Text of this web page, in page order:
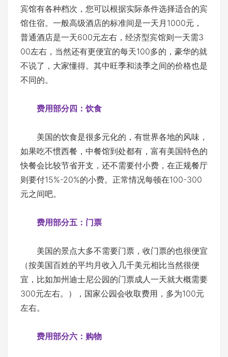
宾馆有各种档次，您可以根据实际条件选择适合的宾
馆住宿。一般高级酒店的标准间是一天月1000元，
普通酒店是一天600元左右，经济型宾馆则一天需3
00左右，当然还有更便宜的每天100多的，豪华的就
不说了，大家懂得。其中旺季和淡季之间的价格也是
不同的。
费用部分四：饮食
美国的饮食是很多元化的，有世界各地的风味，
如果吃不惯西餐，中餐馆到处都有，富有美国特色的
快餐会比较节省开支，还不需要付小费，在正规餐厅
则要付15%-20%的小费。正常情况每顿在100-300
元之间吧。
费用部分五：门票
美国的景点大多不需要门票，收门票的也很便宜
（按美国百姓的平均月收入几千美元相比当然很便
宜，比如加州迪士尼公园的门票成人一天就大概需要
300元左右。），国家公园会收取费用，多为100元
左右。
费用部分六：购物